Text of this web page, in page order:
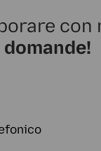
con